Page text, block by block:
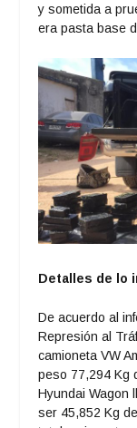
y sometida a
era pasta base
Detalles de lo
De acuerdo al
Represión al
camioneta VW
peso 77,294 Kg
Hyundai Wagon
ser 45,852 Kg